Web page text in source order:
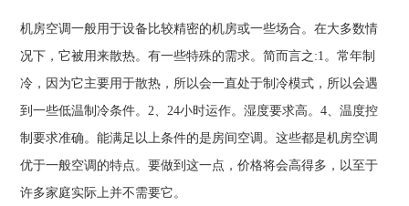
机房空调一般用于设备比较精密的机房或一些场合。在大多数情
况下，它被用来散热。有一些特殊的需求。简而言之:1。常年制
冷，因为它主要用于散热，所以会一直处于制冷模式，所以会遇
到一些低温制冷条件。2、24小时运作。湿度要求高。4、温度控
制要求准确。能满足以上条件的是房间空调。这些都是机房空调
优于一般空调的特点。要做到这一点，价格将会高得多，以至于
许多家庭实际上并不需要它。